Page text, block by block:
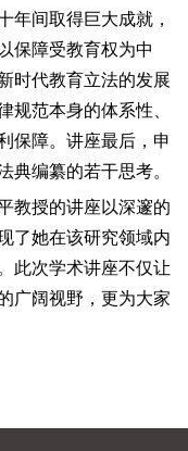
年间取得巨大成就，
保障受教育权为中
时代教育立法的发展
规范本身的体系性、
保障。讲座最后，申
典编纂的若干思考。
教授的讲座以深邃的
了她在该研究领域内
此次学术讲座不仅让
广阔视野，更为大家